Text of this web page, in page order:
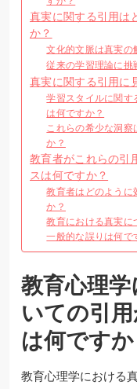
真実に関する引用は
か？
文化的文脈は真実の
従来の学習理論に挑
真実に関する引用に
学習スタイルに関す
は何ですか？
これらの希少な洞
か？
教育者がこれらの引
スは何ですか？
教育者はどのように
か？
教育における真実に
一般的な誤りは何で
教育心理
いての引
は何ですか
教育心理学における